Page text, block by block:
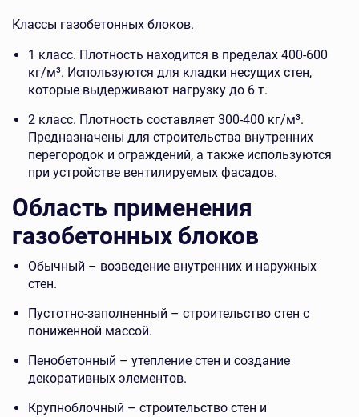
Классы газобетонных блоков.
1 класс. Плотность находится в пределах 400-600
кг/м³. Используются для кладки несущих стен,
которые выдерживают нагрузку до 6 т.
2 класс. Плотность составляет 300-400 кг/м³.
Предназначены для строительства внутренних
перегородок и ограждений, а также используются
при устройстве вентилируемых фасадов.
Область применения
газобетонных блоков
Обычный – возведение внутренних и наружных
стен.
Пустотно-заполненный – строительство стен с
пониженной массой.
Пенобетонный – утепление стен и создание
декоративных элементов.
Крупноблочный – строительство стен и